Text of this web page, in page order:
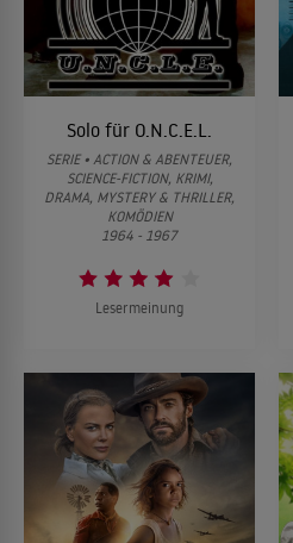
05 Episode 5
06 Episode 6
Solo für O.N.C.E.L.
SERIE • ACTION & ABENTEUER,
SCIENCE-FICTION, KRIMI,
DRAMA, MYSTERY & THRILLER,
KOMÖDIEN
1964 - 1967
Lesermeinung